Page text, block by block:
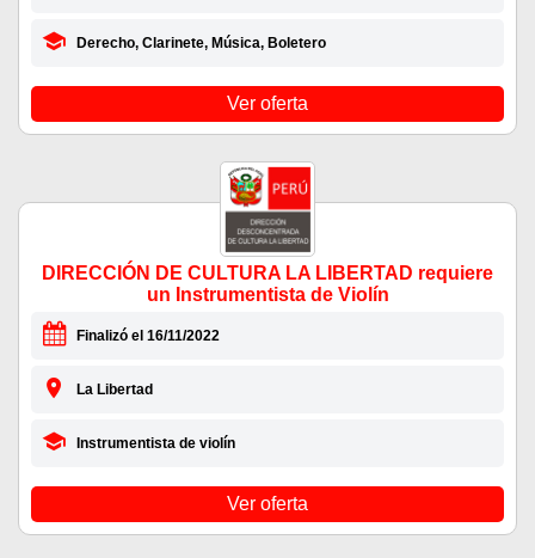
Derecho, Clarinete, Música, Boletero
Ver oferta
DIRECCIÓN DE CULTURA LA LIBERTAD requiere
un Instrumentista de Violín
Finalizó el 16/11/2022
La Libertad
Instrumentista de violín
Ver oferta